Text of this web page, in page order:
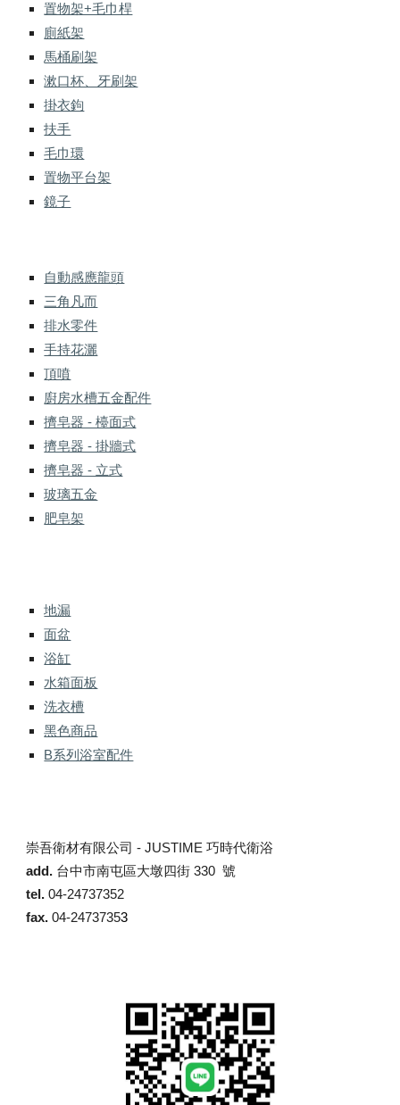
置物架+毛巾桿
廁紙架
馬桶刷架
漱口杯、牙刷架
掛衣鉤
扶手
毛巾環
置物平台架
鏡子
自動感應龍頭
三角凡而
排水零件
手持花灑
頂噴
廚房水槽五金配件
擠皂器 - 檯面式
擠皂器 - 掛牆式
擠皂器 - 立式
玻璃五金
肥皂架
地漏
面盆
浴缸
水箱面板
洗衣槽
黑色商品
B系列浴室配件
崇吾衛材有限公司 -JUSTIME 巧時代衛浴
add. 台中市南屯區大墩四街 330 號
tel.04-24737352
fax.04-24737353